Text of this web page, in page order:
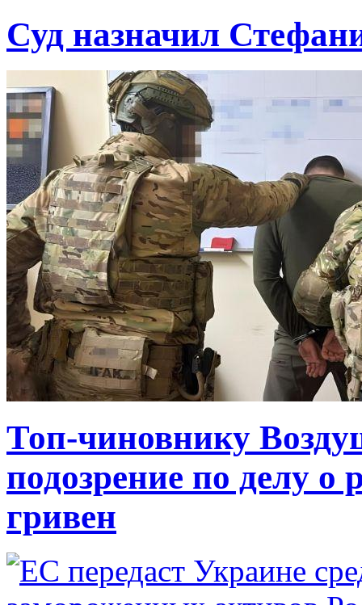
Суд назначил
Топ-чиновнику
подозрение по делу о
гривен